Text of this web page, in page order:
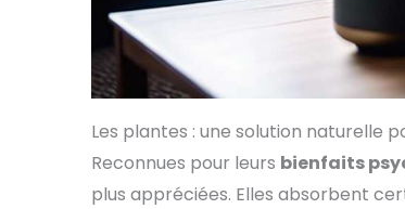
Les plantes : une solution naturelle
Reconnues pour leurs bienfaits
plus appréciées. Elles absorbent